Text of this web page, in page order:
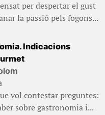
per despertar el gust
la passió pels fogons...
Indicacions
vol contestar preguntes:
sobre gastronomia i...